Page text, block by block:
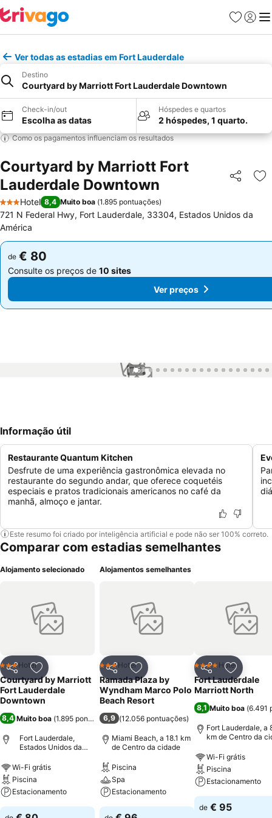
Favoritos
Iniciar
Ver todas as estadias em Fort Lauderdale
Destino
Courtyard by Marriott Fort Lauderdale Downtown
Check-in/out
Escolha as datas
Hóspedes e quartos
2 hóspedes, 1 quarto.
Como os pagamentos influenciam os resultados
Courtyard by Marriott Fort
Lauderdale Downtown
Partilhar
3 Estrelas
Hotel 8,4 Muito boa (1.895 pontuações)
721 N Federal Hwy, Fort Lauderdale, 33304, Estados Unidos da
América
de € 80
Consulte os preços de 10 sites
de € 80
Consulte os preços de 10 sites
Ver preços
1 / 57
Informação útil
Restaurante Quantum Kitchen
Desfrute de uma experiência gastronômica elevada no
restaurante do segundo andar, que oferece coquetéis
especiais e pratos tradicionais americanos no café da
manhã, almoço e jantar.
Este resumo foi criado por inteligência artificial e pode não ser 100% correto.
Comparar com estadias semelhantes
Alojamento selecionado
PartilharAdicionar aos favoritos
3 Estrelas
Hotel
Courtyard by Marriott
Fort Lauderdale
Downtown
8,4 Muito boa (1.895 pontuações)
Fort Lauderdale,
Estados Unidos da
Wi-Fi grátis
Piscina
Estacionamento
Alojamentos semelhantes
PartilharAdicionar aos favoritos
3 Estrelas
Hotel
Ramada Plaza by
Wyndham Marco Polo
Beach Resort
6,9 (12.056 pontuações)
Miami Beach, a 18.1 km
de Centro da cidade
Piscina
Spa
Estacionamento
Partilhar
4 EstrelasHotel
Fort Lauderdale
Marriott North
8,1 Muito boa (6.491
Fort Lauderdale, a
km de Centro da
Wi-Fi grátis
Piscina
Estacionamento
de € 95